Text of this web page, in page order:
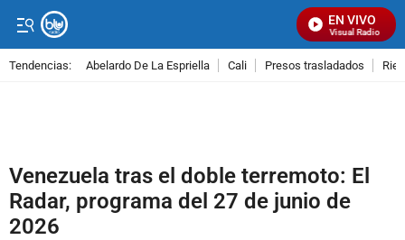
EN VIVO
Señal Visual Radio
Tendencias: Abelardo De La Espriella Cali Presos trasladados
Venezuela tras el doble terremoto: El
Radar, programa del 27 de junio de
2026